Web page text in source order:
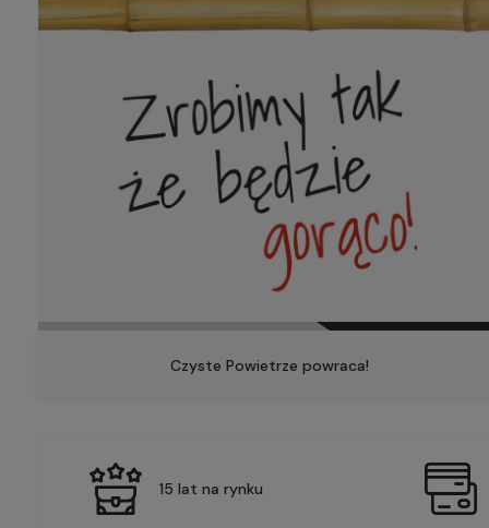
Czyste Powietrze powraca!
15 lat na rynku